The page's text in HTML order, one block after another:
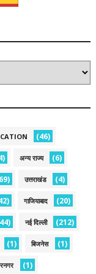
(46)
अन्य राज्य (6)
उत्तराखंड (4)
गाजियाबाद (20)
नई द‍िल्ली (212)
(1) बिजनेस (1)
(1)